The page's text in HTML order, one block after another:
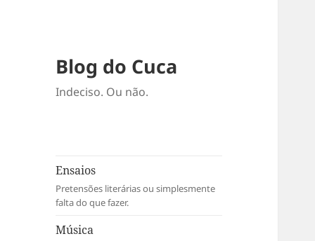
Blog do Cuca
Indeciso. Ou não.
Ensaios
Pretensões literárias ou simplesmente
falta do que fazer.
Música